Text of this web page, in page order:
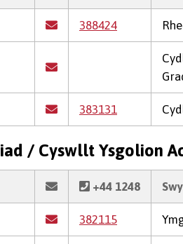
388424
383131
/ Cyswllt Ysgolion
+44 1248
382115